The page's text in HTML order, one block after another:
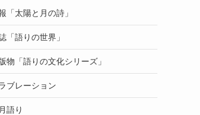
「太陽と月の詩」
「語りの世界」
物「語りの文化シリーズ」
ブレーション
語り